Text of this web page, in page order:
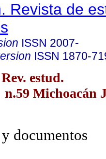
Revista de
ISSN 2007-
ISSN 1870-
estud.
Michoacán
documentos